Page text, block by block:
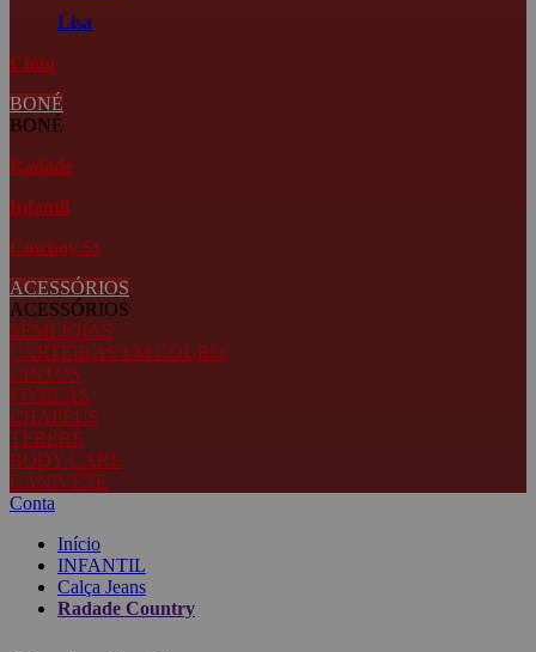
Lisa
Cinto
BONÉ
BONÉ
Radade
Infantil
Cowboy St
ACESSÓRIOS
ACESSÓRIOS
SEMI JOIAS
CARTEIRAS EM COURO
CINTOS
FIVELAS
CHAPÉUS
TERERÉ
BODY CARE
CANIVETE
Conta
Início
INFANTIL
Calça Jeans
Radade Country